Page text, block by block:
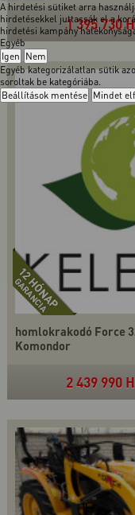
A hirdetési sütiket arra
hirdetésekkel juttassák el a
hirdetési kampány
Egyéb
Igen Nem
Egyéb kategorizálatlan sütik
soroltak be kategóriába.
Beállítások mentése Mindet
1 395 730
homlokrakodó Force
Komondor
2 439 990